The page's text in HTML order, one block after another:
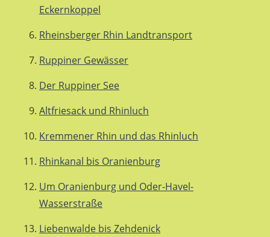
Eckernkoppel
Rheinsberger Rhin Landtransport
Ruppiner Gewässer
Der Ruppiner See
Altfriesack und Rhinluch
Kremmener Rhin und das Rhinluch
Rhinkanal bis Oranienburg
Um Oranienburg und Oder-Havel-
Wasserstraße
Liebenwalde bis Zehdenick